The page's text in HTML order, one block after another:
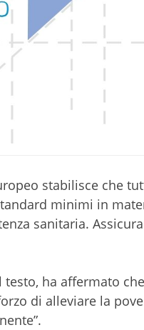
stabilisce che
minimi in
sanitaria.
ha affermato
di alleviare la